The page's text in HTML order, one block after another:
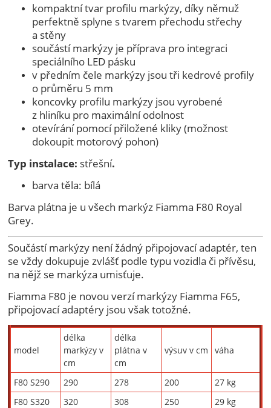
kompaktní tvar profilu markýzy, díky němuž
perfektně splyne s tvarem přechodu střechy
a stěny
součástí markýzy je příprava pro integraci
speciálního LED pásku
v předním čele markýzy jsou tři kedrové profily
o průměru 5 mm
koncovky profilu markýzy jsou vyrobené
z hliníku pro maximální odolnost
otevírání pomocí přiložené kliky (možnost
dokoupit motorový pohon)
Typ instalace: střešní.
barva těla: bílá
Barva plátna je u všech markýz Fiamma F80 Royal
Grey.
Součástí markýzy není žádný připojovací adaptér, ten
se vždy dokupuje zvlášť podle typu vozidla či přívěsu,
na nějž se markýza umisťuje.
Fiamma F80 je novou verzí markýzy Fiamma F65,
připojovací adaptéry jsou však totožné.
model
délka
markýzy v
cm
délka
plátna v
cm
výsuv v cm váha
F80 S290 290 278 200
27 kg
F80 S320
320 308 250
29 kg